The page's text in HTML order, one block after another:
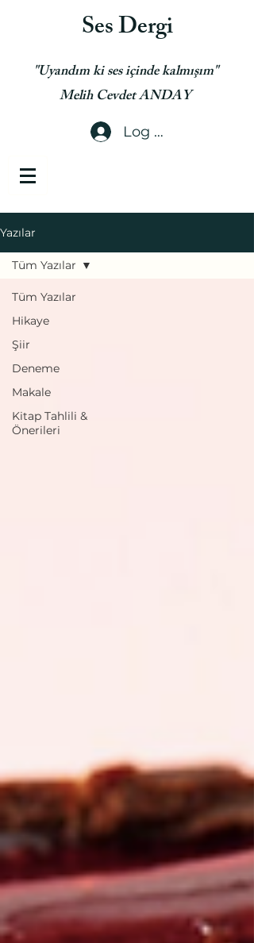
Ses Dergi
"Uyandım ki ses içinde kalmışım"
Melih Cevdet ANDAY
Log In
Yazılar
Tüm Yazılar
Hikaye
Şiir
Deneme
Makale
Kitap Tahlili &
Önerileri
Tüm Yazılar